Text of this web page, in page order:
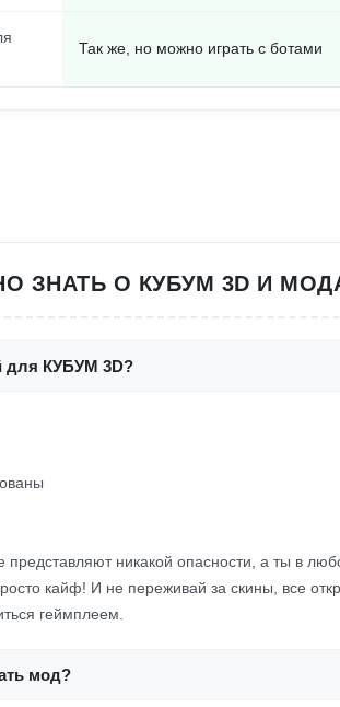
Так же, но можно играть с ботами
ЗНАТЬ О КУБУМ 3D И
для КУБУМ 3D?
представляют никакой опасности, а ты в
кайф! И не переживай за скины, все
геймплеем.
мод?